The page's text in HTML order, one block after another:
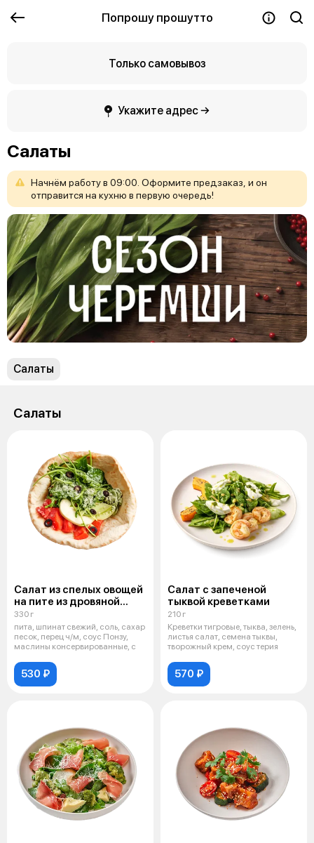
Попрошу прошутто
Только самовывоз
Укажите адрес →
Салаты
Начнём работув 09:00. Оформите предзаказ, и он
отправится на кухню в первую очередь!
Салаты
Салаты
Салат из спелых овощей
на пите из дровяной
печи
330 г
пита, шпинат свежий, соль, сахар
песок, перец ч/м, соус Понзу,
маслины консервированные, с
530 ₽
Салат с запеченой
тыквой креветками
210 г
Креветки тигровые, тыква, зелень,
листья салат, семена тыквы,
творожный крем, соус терия
570 ₽